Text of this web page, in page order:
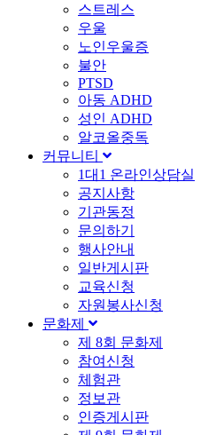
스트레스
우울
노인우울증
불안
PTSD
아동 ADHD
성인 ADHD
알코올중독
커뮤니티
1대1 온라인상담실
공지사항
기관동정
문의하기
행사안내
일반게시판
교육신청
자원봉사신청
문화제
제 8회 문화제
참여신청
체험관
정보관
인증게시판